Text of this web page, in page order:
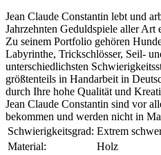
Jean Claude Constantin lebt und
Jahrzehnten Geduldspiele aller Art
Zu seinem Portfolio gehören
Labyrinthe, Trickschlösser, Seil-
unterschiedlichsten
größtenteils in Handarbeit in
durch Ihre hohe Qualität und
Jean Claude Constantin sind vor
bekommen und werden nicht in
Schwierigkeitsgrad: Extrem
Material:
Holz